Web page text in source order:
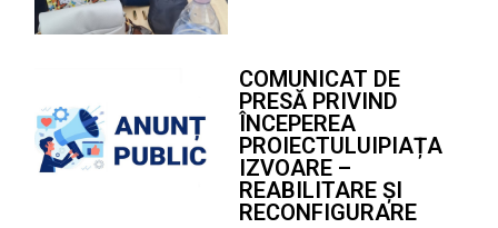
COMUNICAT DE
PRESĂ PRIVIND
ÎNCEPEREA
PROIECTULUIPIAȚA
IZVOARE –
REABILITARE ȘI
RECONFIGURARE